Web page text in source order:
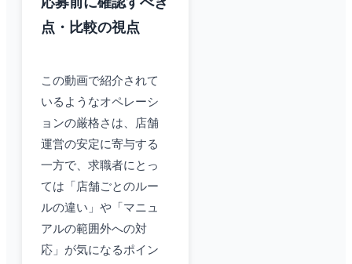
点・比較の視点
この動画で紹介されて
いるようなオペレーシ
ョンの厳格さは、店舗
運営の安定に寄与する
一方で、求職者にとっ
ては「店舗ごとのルー
ルの違い」や「マニュ
アルの範囲外への対
応」が気になるポイン